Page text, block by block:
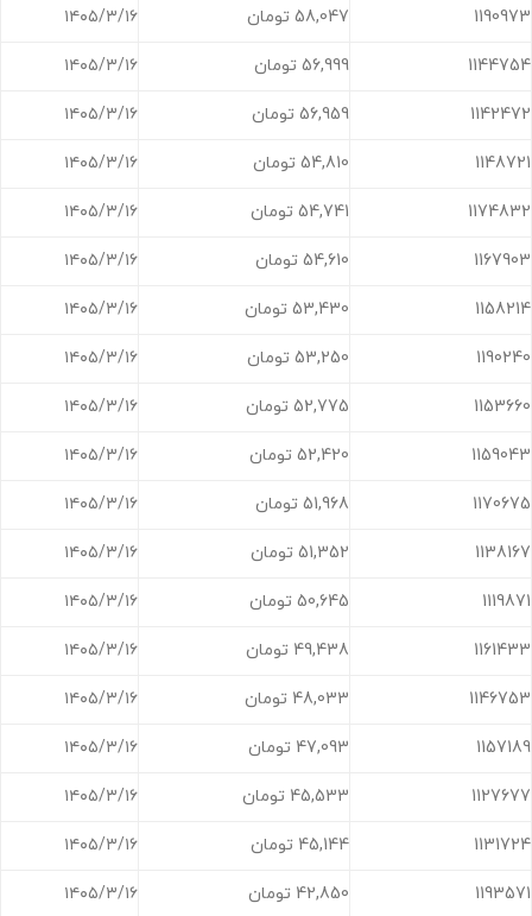
1190973 58,047 تومان ۱۴۰۵/۳/۱۶
1144754 56,999 تومان ۱۴۰۵/۳/۱۶
1142472 56,959 تومان ۱۴۰۵/۳/۱۶
1148721 54,810 تومان ۱۴۰۵/۳/۱۶
1174832 54,741 تومان ۱۴۰۵/۳/۱۶
1167903 54,610 تومان ۱۴۰۵/۳/۱۶
1158214 53,430 تومان ۱۴۰۵/۳/۱۶
1190240 53,250 تومان ۱۴۰۵/۳/۱۶
1153660 52,775 تومان ۱۴۰۵/۳/۱۶
1159043 52,420 تومان ۱۴۰۵/۳/۱۶
1170675 51,968 تومان ۱۴۰۵/۳/۱۶
1138167 51,352 تومان ۱۴۰۵/۳/۱۶
1119871 50,645 تومان ۱۴۰۵/۳/۱۶
1161433 49,438 تومان ۱۴۰۵/۳/۱۶
1146753 48,033 تومان ۱۴۰۵/۳/۱۶
1157189 47,093 تومان ۱۴۰۵/۳/۱۶
1127677 45,533 تومان ۱۴۰۵/۳/۱۶
1131724 45,144 تومان ۱۴۰۵/۳/۱۶
1193571 42,850 تومان ۱۴۰۵/۳/۱۶